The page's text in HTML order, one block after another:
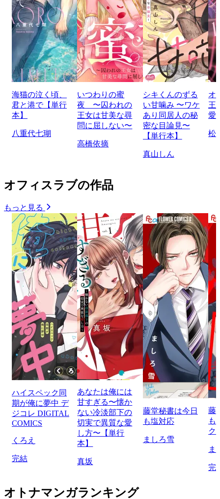
海猫の泣く頃、
君と港で【単行
本】
八重代七瑚
いつわりの蜜
夜 〜囚われの
王女は甘美な尋
問に屈しない〜
高橋依摘
シキくんのずる
い甘噛み 〜ワケ
あり同居人の秘
密な目論見〜
【単行本】
真山しん
オ
王
愛
松
オフィスラブの作品
もっと見る
ハイスペック同
期が俺に夢中 デ
ジコレ DIGITAL
COMICS
くろえ
完結
あなたは俺には
甘すぎる〜懐か
ない冷淡部下の
切実で異質な愛
し方〜【単行
本】
真坂
藤堂秘書は今日
も塩対応
ましろ雪
藤
も
ク
ま
完
オトナマンガランキング